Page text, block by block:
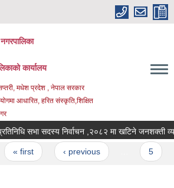
कार्यालय
मधेश प्रदेश , नेपाल सरकार
आधारित, हरित संस्कृति,शिक्षित
प्रतिनिधि सभा सदस्य निर्वाचन ,२०८२ मा खटिने
« first ‹ previous